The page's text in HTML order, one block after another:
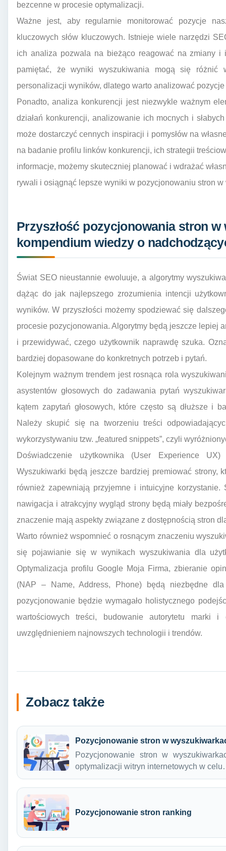
bezcenne w procesie optymalizacji.
Ważne jest, aby regularnie monitorować pozycje
kluczowych słów kluczowych. Istnieje wiele narzędzi
ich analiza pozwala na bieżąco reagować na zmiany i
pamiętać, że wyniki wyszukiwania mogą się
personalizacji wyników, dlatego warto analizować
Ponadto, analiza konkurencji jest niezwykle ważnym
działań konkurencji, analizowanie ich mocnych i
może dostarczyć cennych inspiracji i pomysłów na
na badanie profilu linków konkurencji, ich strategii
informacje, możemy skuteczniej planować i wdrażać
rywali i osiągnąć lepsze wyniki w pozycjonowaniu stron
Przyszłość pozycjonowania stron
kompendium wiedzy o
Świat SEO nieustannie ewoluuje, a algorytmy
dążąc do jak najlepszego zrozumienia intencji
wyników. W przyszłości możemy spodziewać się
procesie pozycjonowania. Algorytmy będą jeszcze lepiej
i przewidywać, czego użytkownik naprawdę szuka.
bardziej dopasowane do konkretnych potrzeb i pytań.
Kolejnym ważnym trendem jest rosnąca rola
asystentów głosowych do zadawania pytań
kątem zapytań głosowych, które często są dłuższe i
Należy skupić się na tworzeniu treści
wykorzystywaniu tzw. „featured snippets”, czyli
Doświadczenie użytkownika (User Experience
Wyszukiwarki będą jeszcze bardziej premiować strony,
również zapewniają przyjemne i intuicyjne korzystanie.
nawigacja i atrakcyjny wygląd strony będą miały
znaczenie mają aspekty związane z dostępnością stron
Warto również wspomnieć o rosnącym znaczeniu
się pojawianie się w wynikach wyszukiwania dla
Optymalizacja profilu Google Moja Firma, zbieranie
(NAP – Name, Address, Phone) będą niezbędne dla
pozycjonowanie będzie wymagało holistycznego
wartościowych treści, budowanie autorytetu marki i
uwzględnieniem najnowszych technologii i trendów.
Zobacz także
Pozycjonowanie stron w
Pozycjonowanie stron w
optymalizacji witryn internetowych w
Pozycjonowanie stron ranking